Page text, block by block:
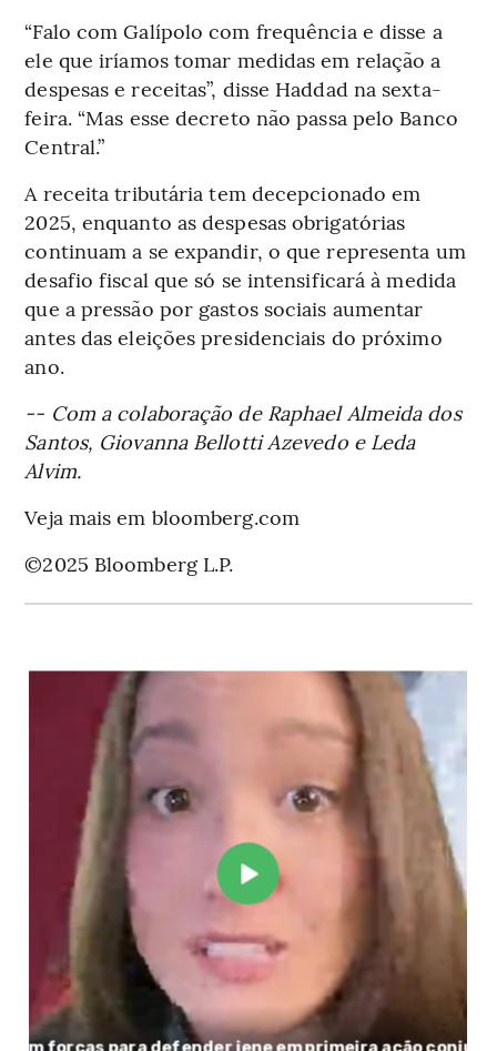
“Falo com Galípolo com frequência e disse a
ele que iríamos tomar medidas em relação a
despesas e receitas”, disse Haddad na sexta-
feira. “Mas esse decreto não passa pelo Banco
Central.”
A receita tributária tem decepcionado em
2025, enquanto as despesas obrigatórias
continuam a se expandir, o que representa um
desafio fiscal que só se intensificará à medida
que a pressão por gastos sociais aumentar
antes das eleições presidenciais do próximo
ano.
-- Com a colaboração de Raphael Almeida dos
Santos, Giovanna Bellotti Azevedo e Leda
Alvim.
Veja mais em bloomberg.com
©2025 Bloomberg L.P.